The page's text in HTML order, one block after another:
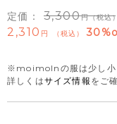
定価： 3,300 （税込）
2,310 税込
※moimolnの服は少し小
詳しくはサイズ情報 をご